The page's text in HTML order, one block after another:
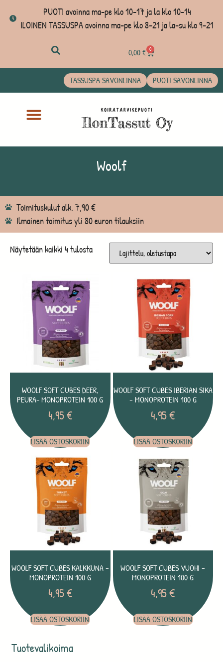
PUOTI avoinna ma-pe klo 10-17 ja la klo 10-14
ILOINEN TASSUSPA avoinna ma-pe klo 8-21 ja la-su klo 9-21
0,00€ 0
TASSUSPA SAVONLINNA PUOTI SAVONLINNA
Woolf
Toimituskulut alk. 7,90 €
Ilmainen toimitus yli 80 euron tilauksiin
Tuotevalikoima
Näytetään kaikki 4 tulosta
WOOLF SOFT CUBES DEER,
PEURA- MONOPROTEIN 100 G
4,95€
LISÄÄ OSTOSKORIIN
WOOLF SOFT CUBES IBERIAN SIKA
– MONOPROTEIN 100 G
4,95€
LISÄÄ OSTOSKORIIN
WOOLF SOFT CUBES KALKKUNA –
MONOPROTEIN 100 G
4,95€
LISÄÄ OSTOSKORIIN
WOOLF SOFT CUBES VUOHI –
MONOPROTEIN 100 G
4,95€
LISÄÄ OSTOSKORIIN